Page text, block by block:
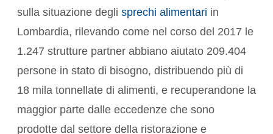
sulla situazione degli sprechi alimentari in
Lombardia, rilevando come nel corso del 2017 le
1.247 strutture partner abbiano aiutato 209.404
persone in stato di bisogno, distribuendo più di
18 mila tonnellate di alimenti, e recuperandone la
maggior parte dalle eccedenze che sono
prodotte dal settore della ristorazione e